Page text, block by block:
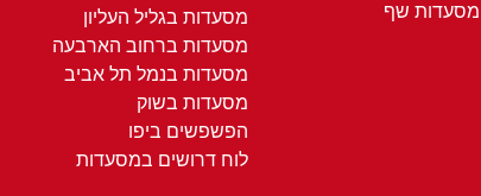
מסעדות שף
מסעדות בגליל העליון
מסעדות ברחוב הארבעה
מסעדות בנמל תל אביב
מסעדות בשוק
הפשפשים ביפו
לוח דרושים במסעדות